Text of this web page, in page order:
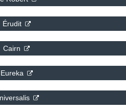
Érudit
Cairn
Eureka